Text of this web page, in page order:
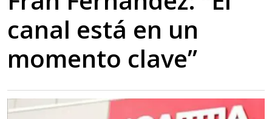
canal está en un
momento clave”